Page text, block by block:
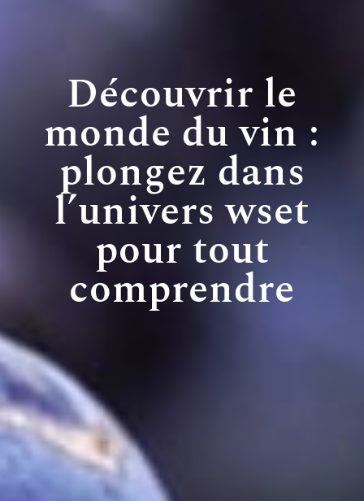
Découvrir le
monde du vin :
plongez dans
l’univers wset
pour tout
comprendre